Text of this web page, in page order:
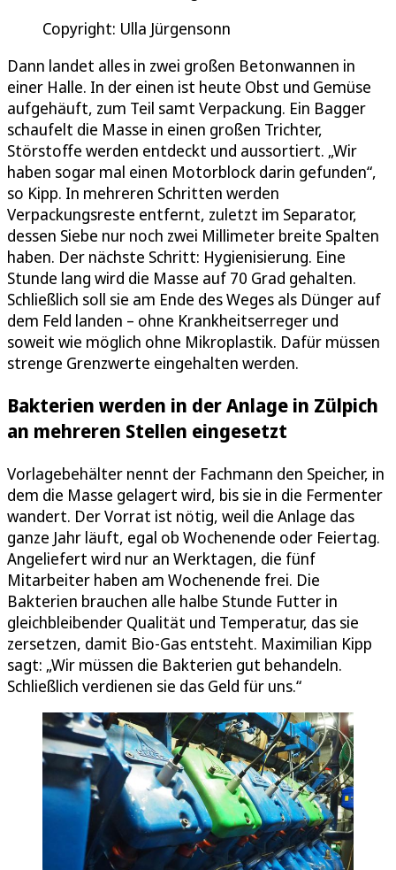
Copyright: Ulla Jürgensonn
Dann landet alles in zwei großen Betonwannen in
einer Halle. In der einen ist heute Obst und Gemüse
aufgehäuft, zum Teil samt Verpackung. Ein Bagger
schaufelt die Masse in einen großen Trichter,
Störstoffe werden entdeckt und aussortiert. „Wir
haben sogar mal einen Motorblock darin gefunden“,
so Kipp. In mehreren Schritten werden
Verpackungsreste entfernt, zuletzt im Separator,
dessen Siebe nur noch zwei Millimeter breite Spalten
haben. Der nächste Schritt: Hygienisierung. Eine
Stunde lang wird die Masse auf 70 Grad gehalten.
Schließlich soll sie am Ende des Weges als Dünger auf
dem Feld landen – ohne Krankheitserreger und
soweit wie möglich ohne Mikroplastik. Dafür müssen
strenge Grenzwerte eingehalten werden.
Bakterien werden in der Anlage in Zülpich
an mehreren Stellen eingesetzt
Vorlagebehälter nennt der Fachmann den Speicher, in
dem die Masse gelagert wird, bis sie in die Fermenter
wandert. Der Vorrat ist nötig, weil die Anlage das
ganze Jahr läuft, egal ob Wochenende oder Feiertag.
Angeliefert wird nur an Werktagen, die fünf
Mitarbeiter haben am Wochenende frei. Die
Bakterien brauchen alle halbe Stunde Futter in
gleichbleibender Qualität und Temperatur, das sie
zersetzen, damit Bio-Gas entsteht. Maximilian Kipp
sagt: „Wir müssen die Bakterien gut behandeln.
Schließlich verdienen sie das Geld für uns.“